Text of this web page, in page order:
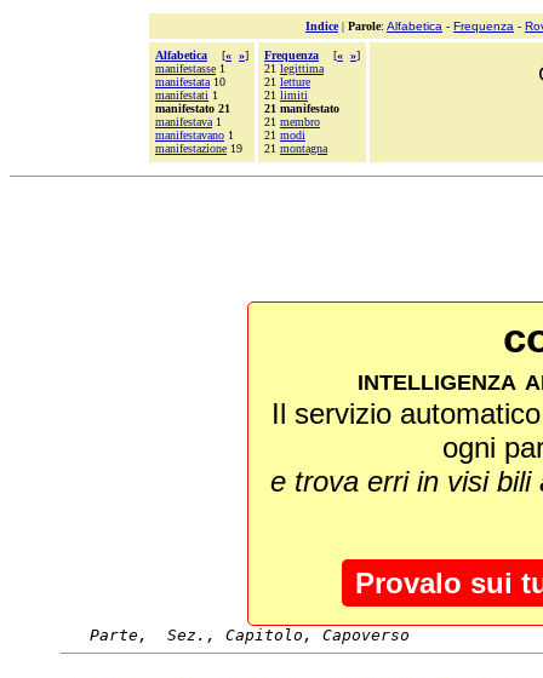
Indice| Parole: Alfabetica - Frequenza -
Alfabetica [« »]
manifestasse 1
manifestata 10
manifestati 1
manifestato 21
manifestava 1
manifestavano 1
manifestazione 19
Frequenza [« »]
21 legittima
21 letture
21 limiti
21 manifestato
21 membro
21 modi
21 montagna
intelligenza
Il servizio
ogni
e trova erri in visi
Provalo sui
Parte,  Sez., Capitolo, Capoverso